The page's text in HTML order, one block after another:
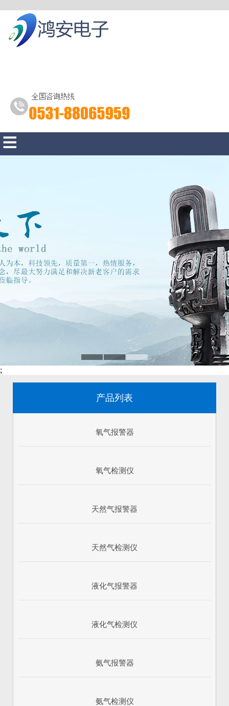
;
产品列表
氧气报警器
氧气检测仪
天然气报警器
天然气检测仪
液化气报警器
液化气检测仪
氨气报警器
氨气检测仪